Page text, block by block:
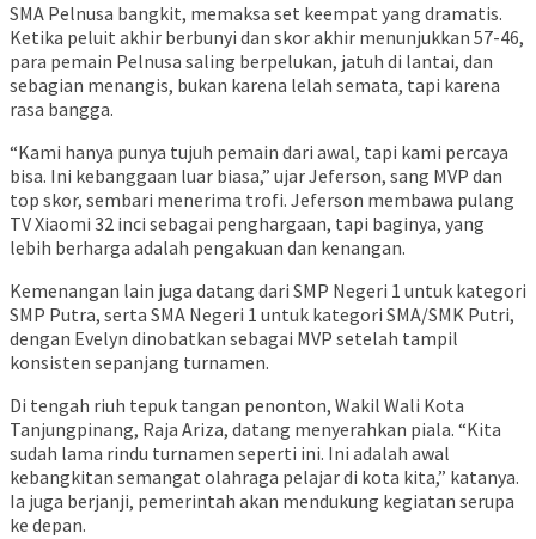
SMA Pelnusa bangkit, memaksa set keempat yang dramatis.
Ketika peluit akhir berbunyi dan skor akhir menunjukkan 57-46,
para pemain Pelnusa saling berpelukan, jatuh di lantai, dan
sebagian menangis, bukan karena lelah semata, tapi karena
rasa bangga.
“Kami hanya punya tujuh pemain dari awal, tapi kami percaya
bisa. Ini kebanggaan luar biasa,” ujar Jeferson, sang MVP dan
top skor, sembari menerima trofi. Jeferson membawa pulang
TV Xiaomi 32 inci sebagai penghargaan, tapi baginya, yang
lebih berharga adalah pengakuan dan kenangan.
Kemenangan lain juga datang dari SMP Negeri 1 untuk kategori
SMP Putra, serta SMA Negeri 1 untuk kategori SMA/SMK Putri,
dengan Evelyn dinobatkan sebagai MVP setelah tampil
konsisten sepanjang turnamen.
Di tengah riuh tepuk tangan penonton, Wakil Wali Kota
Tanjungpinang, Raja Ariza, datang menyerahkan piala. “Kita
sudah lama rindu turnamen seperti ini. Ini adalah awal
kebangkitan semangat olahraga pelajar di kota kita,” katanya.
Ia juga berjanji, pemerintah akan mendukung kegiatan serupa
ke depan.